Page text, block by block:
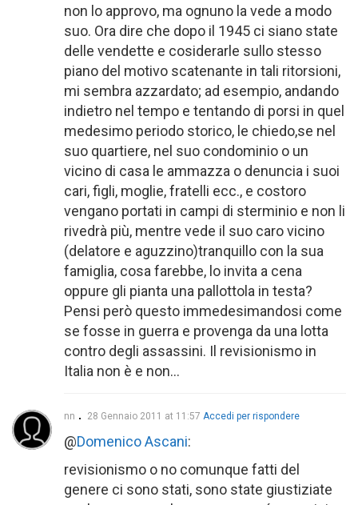
non lo approvo, ma ognuno la vede a modo
suo. Ora dire che dopo il 1945 ci siano state
delle vendette e cosiderarle sullo stesso
piano del motivo scatenante in tali ritorsioni,
mi sembra azzardato; ad esempio, andando
indietro nel tempo e tentando di porsi in quel
medesimo periodo storico, le chiedo,se nel
suo quartiere, nel suo condominio o un
vicino di casa le ammazza o denuncia i suoi
cari, figli, moglie, fratelli ecc., e costoro
vengano portati in campi di sterminio e non li
rivedrà più, mentre vede il suo caro vicino
(delatore e aguzzino)tranquillo con la sua
famiglia, cosa farebbe, lo invita a cena
oppure gli pianta una pallottola in testa?
Pensi però questo immedesimandosi come
se fosse in guerra e provenga da una lotta
contro degli assassini. Il revisionismo in
Italia non è e non…
nn 28 Gennaio 2011 at 11:57 Accedi per rispondere
@Domenico Ascani:
revisionismo o no comunque fatti del
genere ci sono stati, sono state giustiziate